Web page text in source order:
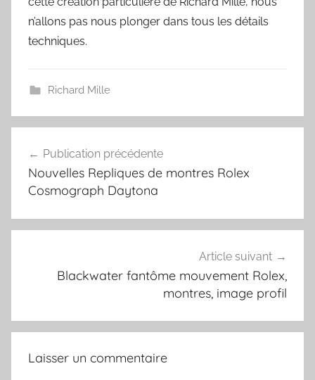
n’allons pas nous plonger dans tous les détails
techniques.
Richard Mille
de
l’article
Publication précédente
Nouvelles Repliques de montres Rolex
Cosmograph Daytona
Article suivant
Blackwater fantôme mouvement Rolex,
montres, image profil
Laisser un commentaire